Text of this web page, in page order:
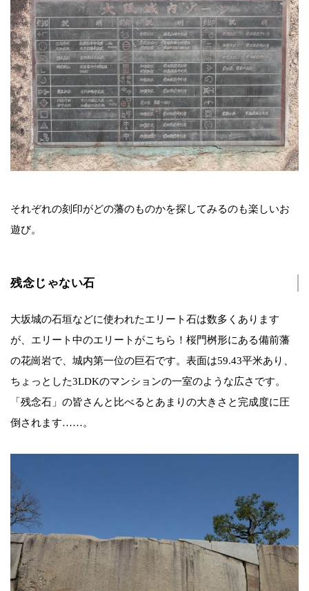
それぞれの刻印がどの藩のものかを探してみるのも楽しいお
遊び。
残念じゃない石
大坂城の石垣などに使われたエリート石は数多くあります
が、エリート中のエリートがこちら！桜門桝形にある備前藩
の花崗岩で、城内第一位の巨石です。表面は59.43平米あり、
ちょっとした3LDKのマンションの一室のような広さです。
「残念石」の皆さんと比べるとあまりの大きさと完成度に圧
倒されます……。